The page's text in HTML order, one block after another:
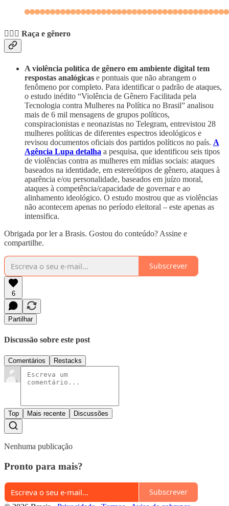
🙋🏾‍♀️ Raça e gênero
A violência política de gênero em ambiente digital tem
respostas analógicas e pontuais que não abrangem o
fenômeno por completo. Para identificar o padrão de ataques,
o estudo inédito “Violência de Gênero Facilitada pela
Tecnologia contra Mulheres na Política no Brasil” analisou
mais de 6 mil mensagens de grupos políticos,
conspiracionistas e neonazistas no Telegram, entrevistou 28
mulheres políticas de diferentes espectros ideológicos e
revisou documentos oficiais dos partidos políticos no país. A
Agência Lupa detalha a pesquisa, que identificou seis tipos
de violências contra as mulheres em mídias sociais: ataques
baseados na identidade, em estereótipos de gênero, ataques à
aparência e/ou personalidade, baseados em juízo moral,
ataques à competência/capacidade de governar e ao
alinhamento ideológico. O estudo mostrou que as violências
não acontecem apenas no período eleitoral – este apenas as
intensifica.
Obrigada por ler a Brasis. Gostou do conteúdo? Assine e
compartilhe.
Subscrever
6
Partilhar
Discussão sobre este post
Comentários Restacks
Top Mais recente Discussões
Nenhuma publicação
Pronto para mais?
Subscrever